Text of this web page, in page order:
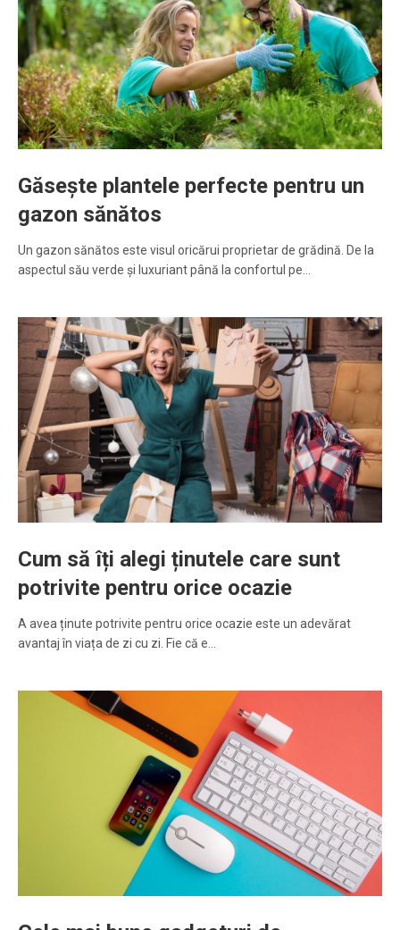
Găsește plantele perfecte pentru un
gazon sănătos
Un gazon sănătos este visul oricărui proprietar de grădină. De la
aspectul său verde și luxuriant până la confortul pe…
Cum să îți alegi ținutele care sunt
potrivite pentru orice ocazie
A avea ținute potrivite pentru orice ocazie este un adevărat
avantaj în viața de zi cu zi. Fie că e…